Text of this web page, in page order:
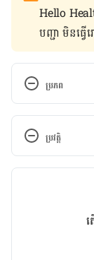
Hello
បញ្ជា មិន​ធ្វ
ប្រភព
https://
takes-its-
middle-aged-
ប្រវត្តិ
កំណែ​ប្រែបច្ចុប្
អត្ថបទ​ដោយ
បច្ចុប្បន្នភ